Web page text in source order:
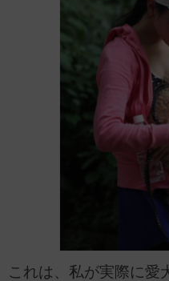
これは、私が実際に愛